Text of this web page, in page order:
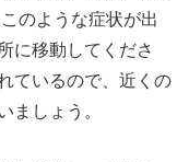
のような症状が出
に移動してくださ
ているので、近くの
ましょう。